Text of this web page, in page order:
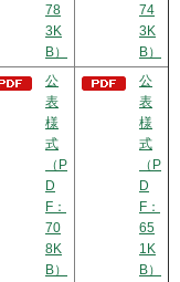
78
3K
B）
74
3K
B）
公
表
様
式
（P
D
F：
70
8K
B）
公
表
様
式
（P
D
F：
65
1K
B）